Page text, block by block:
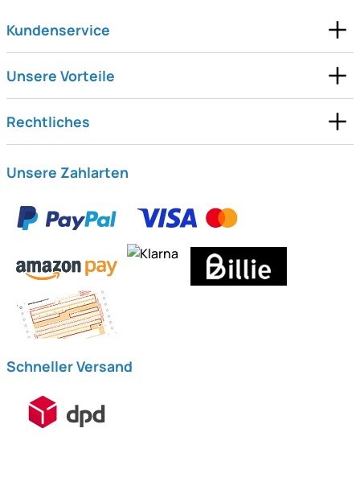
Kundenservice
Unsere Vorteile
Rechtliches
Unsere Zahlarten
Schneller Versand